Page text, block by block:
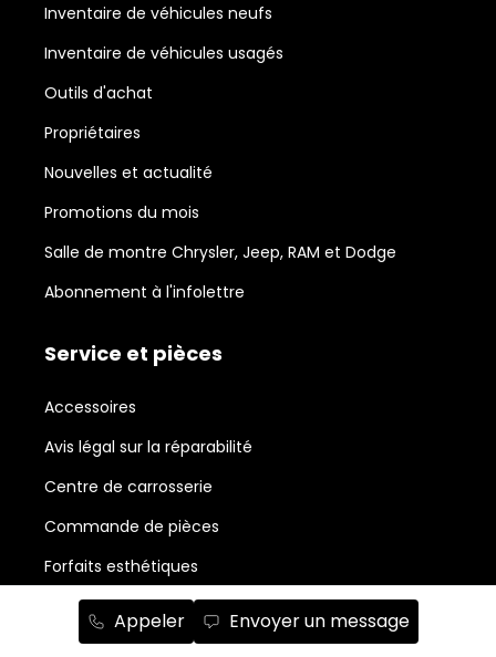
Appeler Envoyer un message
Inventaire de véhicules neufs
Inventaire de véhicules usagés
Outils d'achat
Propriétaires
Nouvelles et actualité
Promotions du mois
Salle de montre Chrysler, Jeep, RAM et Dodge
Abonnement à l'infolettre
Service et pièces
Accessoires
Avis légal sur la réparabilité
Centre de carrosserie
Commande de pièces
Forfaits esthétiques
Planifiez un rendez-vous